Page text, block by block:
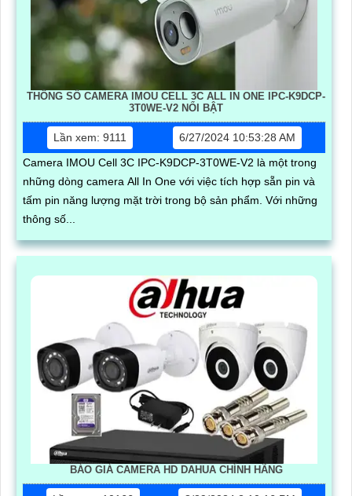
THÔNG SỐ CAMERA IMOU CELL 3C ALL IN ONE IPC-K9DCP-
3T0WE-V2 NỔI BẬT
Lần xem: 9111
6/27/2024 10:53:28 AM
Camera IMOU Cell 3C IPC-K9DCP-3T0WE-V2 là một trong
những dòng camera All In One với việc tích hợp sẵn pin và
tấm pin năng lượng mặt trời trong bộ sản phẩm. Với những
thông số...
BÁO GIÁ CAMERA HD DAHUA CHÍNH HÃNG